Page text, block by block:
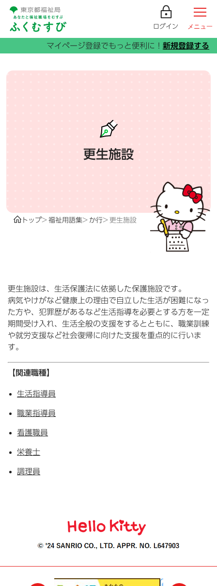
ログイン メニュー
更生施設
トップ 福祉用語集 か行 更生施設
更生施設は、生活保護法に依拠した保護施設です。
病気やけがなど健康上の理由で自立した生活が困難になっ
た方や、犯罪歴があるなど生活指導を必要とする方を一定
期間受け入れ、生活全般の支援をするとともに、職業訓練
や就労支援など社会復帰に向けた支援を重点的に行いま
す。
【関連職種】
生活指導員
職業指導員
看護職員
栄養士
調理員